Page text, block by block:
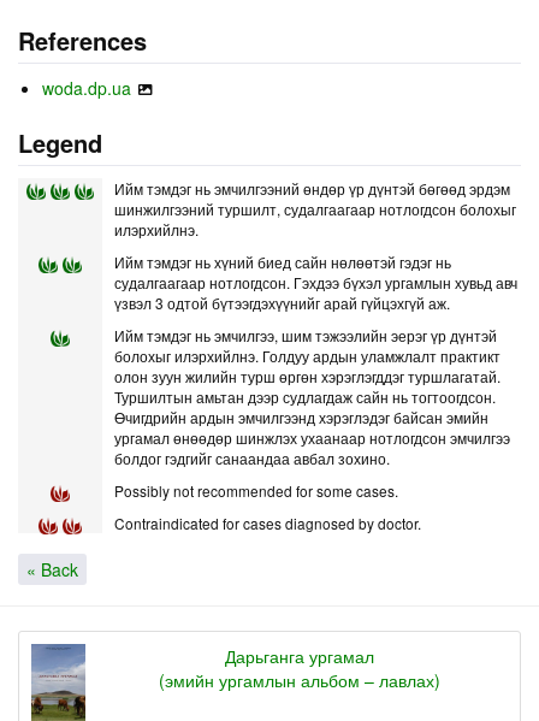
References
woda.dp.ua
Legend
Ийм тэмдэг нь эмчилгээний өндөр үр дүнтэй бөгөөд эрдэм
шинжилгээний туршилт, судалгаагаар нотлогдсон болохыг
илэрхийлнэ.
Ийм тэмдэг нь хүний биед сайн нөлөөтэй гэдэг нь
судалгаагаар нотлогдсон. Гэхдээ бүхэл ургамлын хувьд авч
үзвэл 3 одтой бүтээгдэхүүнийг арай гүйцэхгүй аж.
Ийм тэмдэг нь эмчилгээ, шим тэжээлийн эерэг үр дүнтэй
болохыг илэрхийлнэ. Голдуу ардын уламжлалт практикт
олон зуун жилийн турш өргөн хэрэглэгддэг туршлагатай.
Туршилтын амьтан дээр судлагдаж сайн нь тогтоогдсон.
Өчигдрийн ардын эмчилгээнд хэрэглэдэг байсан эмийн
ургамал өнөөдөр шинжлэх ухаанаар нотлогдсон эмчилгээ
болдог гэдгийг санаандаа авбал зохино.
Possibly not recommended for some cases.
Contraindicated for cases diagnosed by doctor.
« Back
Дарьганга ургамал
(эмийн ургамлын альбом – лавлах)